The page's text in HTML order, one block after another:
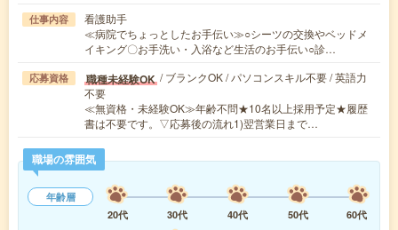
仕事内容
看護助手
≪病院でちょっとしたお手伝い≫○シーツの交換やベッドメ
イキング〇お手洗い・入浴など生活のお手伝い○診…
応募資格 職種未経験OK / ブランクOK / パソコンスキル不要 / 英語力
不要
≪無資格・未経験OK≫年齢不問★10名以上採用予定★履歴
書は不要です。▽応募後の流れ1)翌営業日まで…
職場の雰囲気
年齢層
20代
30代 40代 50代
60代